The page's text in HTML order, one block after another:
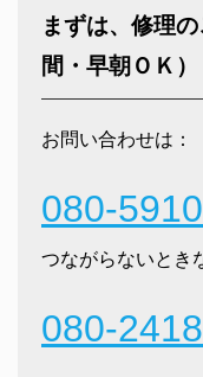
まずは、修理
間・早朝ＯＫ）
お問い合わせは：
080-
つながらないとき
080-